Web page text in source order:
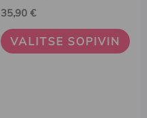
35,90 €
VALITSE SOPIVIN
tehdä
valinnat
tuotteen